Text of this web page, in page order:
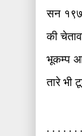
सन
की
भूकम्प
तारे भी
. . . . . .